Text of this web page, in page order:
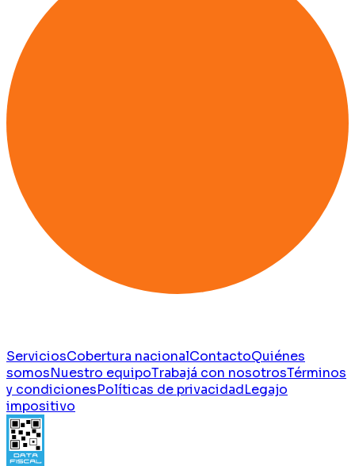
ServiciosCobertura nacionalContactoQuiénes
somosNuestro equipoTrabajá con nosotrosTérminos
y condicionesPolíticas de privacidadLegajo
impositivo